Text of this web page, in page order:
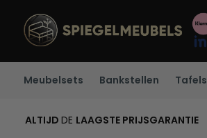
Meubelsets Bankstellen Tafels
ALTIJD DE LAAGSTE PRIJSGARANTIE